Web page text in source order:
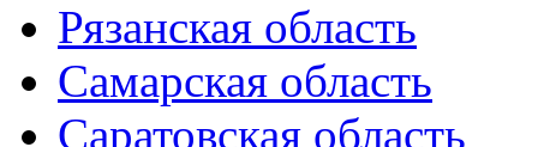
Рязанская область
Самарская область
Саратовская область